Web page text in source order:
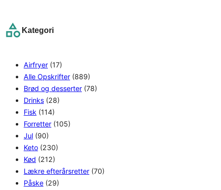
c
Kategori
Airfryer (17)
Alle Opskrifter (889)
Brød og desserter (78)
Drinks (28)
Fisk (114)
Forretter (105)
Jul (90)
Keto (230)
Kød (212)
Lækre efterårsretter (70)
Påske (29)